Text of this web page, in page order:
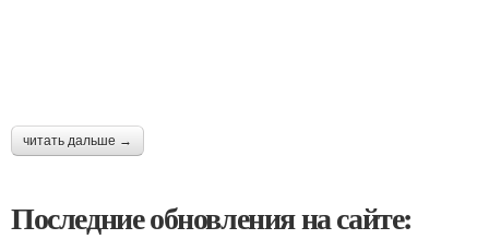
читать дальше →
Последние обновления на сайте: